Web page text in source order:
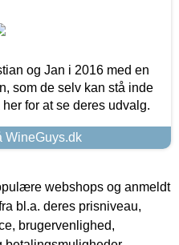
og Jan i 2016 med en
som de selv kan stå inde
for at se deres udvalg.
WineGuys.dk
webshops og anmeldt
bl.a. deres prisniveau,
brugervenlighed,